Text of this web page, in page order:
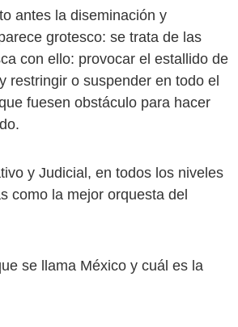
antes la diseminación y
grotesco: se trata de las
con ello: provocar el estallido de
restringir o suspender en todo el
fuesen obstáculo para hacer
y Judicial, en todos los niveles
como la mejor orquesta del
se llama México y cuál es la